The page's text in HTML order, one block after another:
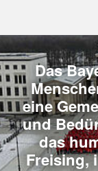
Das
eine
und
das
Freising,